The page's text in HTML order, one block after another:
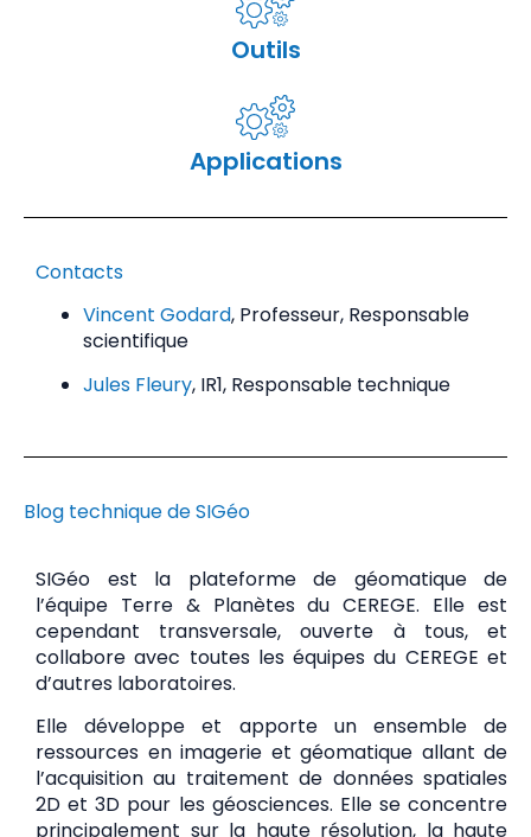
Outils
Applications
Contacts
Vincent Godard, Professeur, Responsable
scientifique
Jules Fleury, IR1, Responsable technique
Blog technique de SIGéo
SIGéo est la plateforme de géomatique de
l’équipe Terre & Planètes du CEREGE. Elle est
cependant transversale, ouverte à tous, et
collabore avec toutes les équipes du CEREGE et
d’autres laboratoires.
Elle développe et apporte un ensemble de
ressources en imagerie et géomatique allant de
l’acquisition au traitement de données spatiales
2D et 3D pour les géosciences. Elle se concentre
principalement sur la haute résolution, la haute